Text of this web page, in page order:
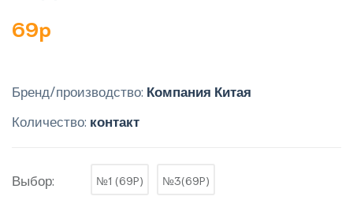
69p
Бренд/производство: Компания Китая
Количество: контакт
Выбор: №1 (69P) №3(69P)